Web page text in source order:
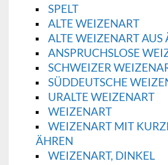
SPELT
ALTE WEIZENART
ALTE WEIZENART AUS
ANSPRUCHSLOSE
SCHWEIZER
SÜDDEUTSCHE
URALTE WEIZENART
WEIZENART
WEIZENART MIT
ÄHREN
WEIZENART, DINKEL